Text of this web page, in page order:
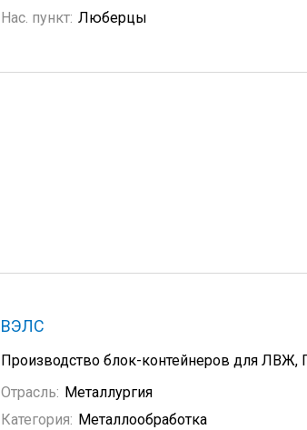
Нас. пункт: Люберцы
ВЭЛС
Производство блок-контейнеров для ЛВЖ,
Отрасль: Металлургия
Категория: Металлообработка